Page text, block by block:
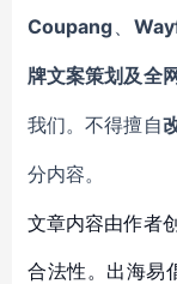
Coupang 、
牌文案策划及全
我们。不得擅自
分内容。
文章内容由作者
合法性。出海易